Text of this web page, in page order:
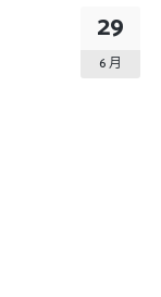
29
6 月